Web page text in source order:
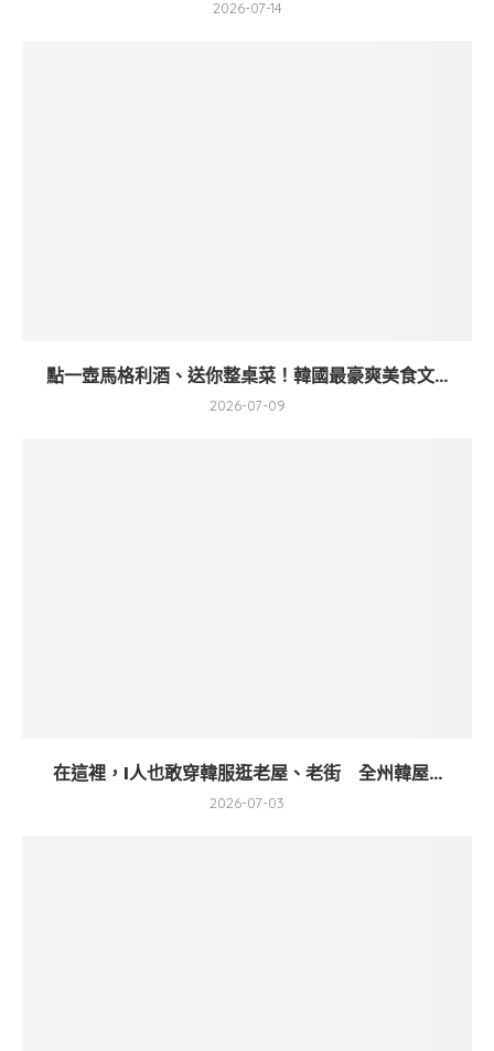
2026-07-14
點一壺馬格利酒、送你整桌菜！韓國最豪爽美食文...
2026-07-09
在這裡，I人也敢穿韓服逛老屋、老街 全州韓屋...
2026-07-03